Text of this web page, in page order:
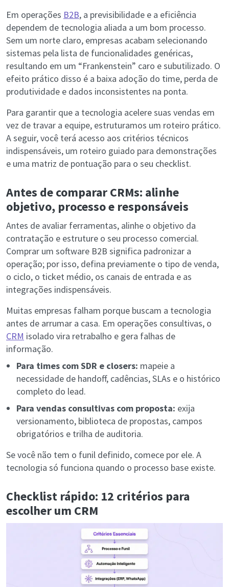
Em operações B2B, a previsibilidade e a eficiência
dependem de tecnologia aliada a um bom processo.
Sem um norte claro, empresas acabam selecionando
sistemas pela lista de funcionalidades genéricas,
resultando em um “Frankenstein” caro e subutilizado. O
efeito prático disso é a baixa adoção do time, perda de
produtividade e dados inconsistentes na ponta.
Para garantir que a tecnologia acelere suas vendas em
vez de travar a equipe, estruturamos um roteiro prático.
A seguir, você terá acesso aos critérios técnicos
indispensáveis, um roteiro guiado para demonstrações
e uma matriz de pontuação para o seu checklist.
Antes de comparar CRMs: alinhe
objetivo, processo e responsáveis
Antes de avaliar ferramentas, alinhe o objetivo da
contratação e estruture o seu processo comercial.
Comprar um software B2B significa padronizar a
operação; por isso, defina previamente o tipo de venda,
o ciclo, o ticket médio, os canais de entrada e as
integrações indispensáveis.
Muitas empresas falham porque buscam a tecnologia
antes de arrumar a casa. Em operações consultivas, o
CRM isolado vira retrabalho e gera falhas de
informação.
Para times com SDR e closers: mapeie a
necessidade de handoff, cadências, SLAs e o histórico
completo do lead.
Para vendas consultivas com proposta: exija
versionamento, biblioteca de propostas, campos
obrigatórios e trilha de auditoria.
Se você não tem o funil definido, comece por ele. A
tecnologia só funciona quando o processo base existe.
Checklist rápido: 12 critérios para
escolher um CRM